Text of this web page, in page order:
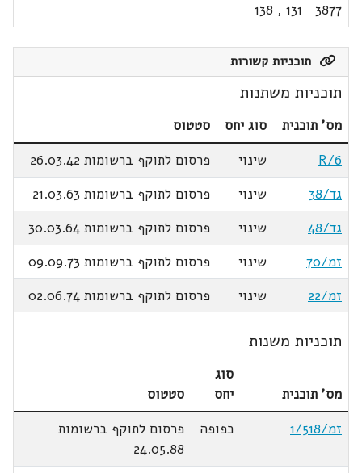
3877
131
,
138
תוכניות קשורות
תוכניות משתנות
מס' תוכנית סוג יחס
סטטוס
R/6
שינוי
פרסום לתוקף ברשומות 26.03.42
גד/38
שינוי
פרסום לתוקף ברשומות 21.03.63
גד/48
שינוי
פרסום לתוקף ברשומות 30.03.64
זמ/70
שינוי
פרסום לתוקף ברשומות 09.09.73
זמ/22
שינוי פרסום לתוקף ברשומות 02.06.74
תוכניות משנות
מס' תוכנית
סוג
יחס
סטטוס
זמ/1/518
כפופה
פרסום לתוקף ברשומות
24.05.88